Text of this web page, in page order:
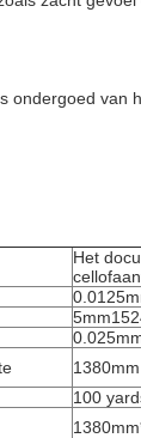
ondergoed van
Het
1380mm
100